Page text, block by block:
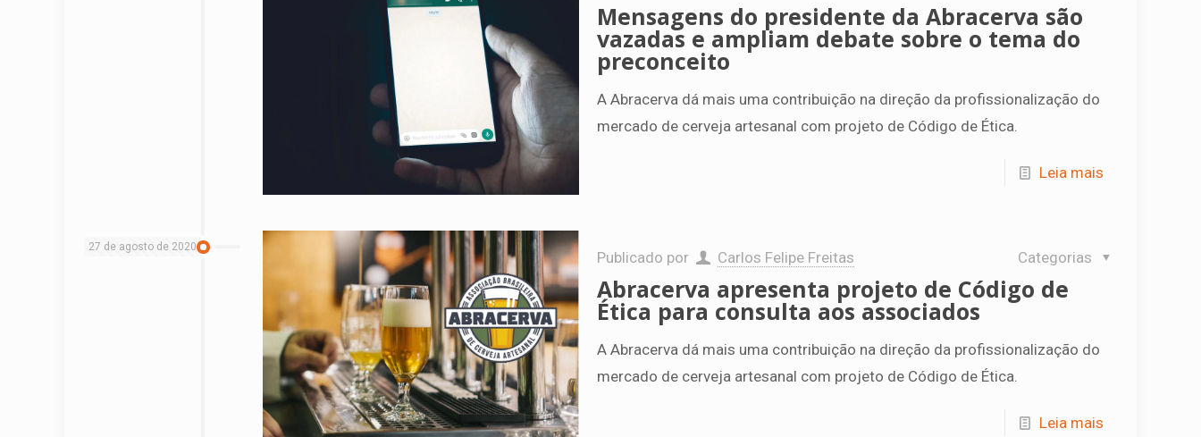
Mensagens do presidente da Abracerva são
vazadas e ampliam debate sobre o tema do
preconceito
A Abracerva dá mais uma contribuição na direção da profissionalização do
mercado de cerveja artesanal com projeto de Código de Ética.
Leia mais
27 de agosto de 2020
Publicado por Carlos Felipe Freitas Categorias
Abracerva apresenta projeto de Código de
Ética para consulta aos associados
A Abracerva dá mais uma contribuição na direção da profissionalização do
mercado de cerveja artesanal com projeto de Código de Ética.
Leia mais